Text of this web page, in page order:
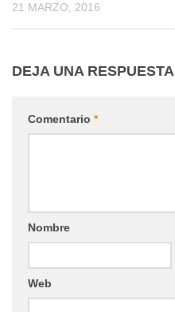
21 MARZO, 2016
DEJA UNA RESPUESTA
Comentario *
Nombre
Web